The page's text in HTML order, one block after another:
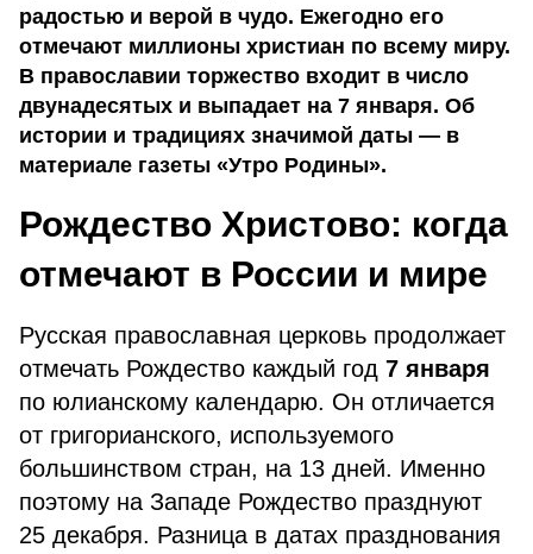
радостью и верой в чудо. Ежегодно его
отмечают миллионы христиан по всему миру.
В православии торжество входит в число
двунадесятых и выпадает на 7 января. Об
истории и традициях значимой даты — в
материале газеты «Утро Родины».
Рождество Христово: когда
отмечают в России и мире
Русская православная церковь продолжает
отмечать Рождество каждый год 7 января
по юлианскому календарю. Он отличается
от григорианского, используемого
большинством стран, на 13 дней. Именно
поэтому на Западе Рождество празднуют
25 декабря. Разница в датах празднования